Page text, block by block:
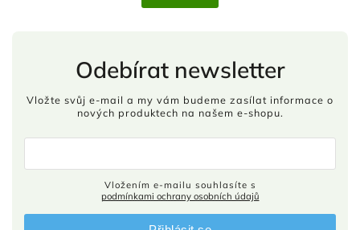
Odebírat newsletter
Vložte svůj e-mail a my vám budeme zasílat informace o
nových produktech na našem e-shopu.
podmínkami ochrany osobních údajů